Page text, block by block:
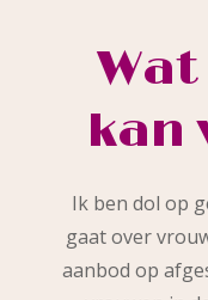
kan
Ik ben dol op
gaat over
aanbod op